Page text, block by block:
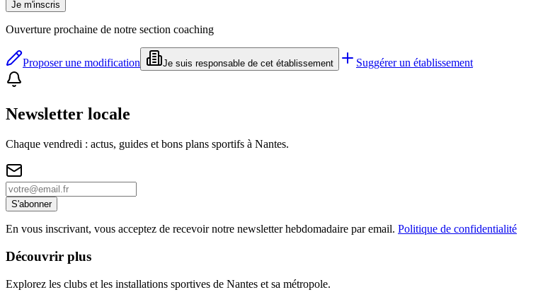
Je m'inscris
Ouverture prochaine de notre section coaching
Proposer une modification Je suis responsable de cet établissement Suggérer un établissement
Newsletter locale
Chaque vendredi : actus, guides et bons plans sportifs à Nantes.
S'abonner
En vous inscrivant, vous acceptez de recevoir notre newsletter hebdomadaire par email. Politique de confidentialité
Découvrir plus
Explorez les clubs et les installations sportives de Nantes et sa métropole.